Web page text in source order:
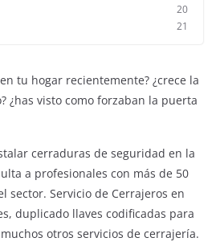
20
21
tu hogar recientemente? ¿crece la
¿has visto como forzaban la puerta
cerraduras de seguridad en la
a profesionales con más de 50
sector. Servicio de Cerrajeros en
duplicado llaves codificadas para
otros servicios de cerrajería.